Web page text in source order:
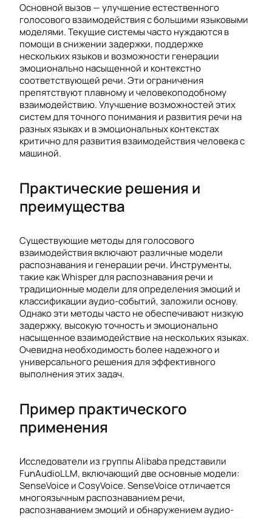
Основной вызов — улучшение естественного
голосового взаимодействия с большими языковыми
моделями. Текущие системы часто нуждаются в
помощи в снижении задержки, поддержке
нескольких языков и возможности генерации
эмоционально насыщенной и контекстно
соответствующей речи. Эти ограничения
препятствуют плавному и человекоподобному
взаимодействию. Улучшение возможностей этих
систем для точного понимания и развития речи на
разных языках и в эмоциональных контекстах
критично для развития взаимодействия человека с
машиной.
Практические решения и
преимущества
Существующие методы для голосового
взаимодействия включают различные модели
распознавания и генерации речи. Инструменты,
такие как Whisper для распознавания речи и
традиционные модели для определения эмоций и
классификации аудио-событий, заложили основу.
Однако эти методы часто не обеспечивают низкую
задержку, высокую точность и эмоционально
насыщенное взаимодействие на нескольких языках.
Очевидна необходимость более надежного и
универсального решения для эффективного
выполнения этих задач.
Пример практического
применения
Исследователи из группы Alibaba представили
FunAudioLLM, включающий две основные модели:
SenseVoice и CosyVoice. SenseVoice отличается
многоязычным распознаванием речи,
распознаванием эмоций и обнаружением аудио-